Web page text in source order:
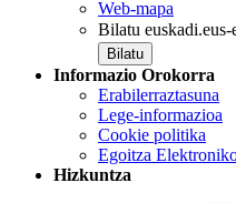
Web-mapa
Bilatu euskadi.eus-
Informazio Orokorra
Erabilerraztasuna
Lege-informazioa
Cookie politika
Egoitza
Hizkuntza